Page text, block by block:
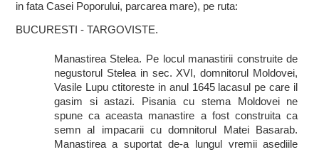
in fata Casei Poporului, parcarea mare), pe ruta:
BUCURESTI - TARGOVISTE.
Manastirea Stelea. Pe locul manastirii construite de
negustorul Stelea in sec. XVI, domnitorul Moldovei,
Vasile Lupu ctitoreste in anul 1645 lacasul pe care il
gasim si astazi. Pisania cu stema Moldovei ne
spune ca aceasta manastire a fost construita ca
semn al impacarii cu domnitorul Matei Basarab.
Manastirea a suportat de-a lungul vremii asediile